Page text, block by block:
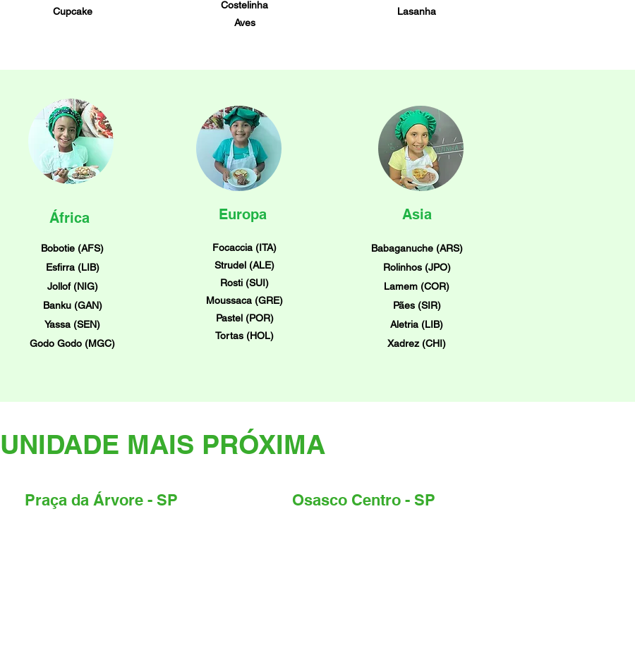
Cupcake
Costelinha
Aves
Lasanha
África
Bobotie (AFS)
Esfirra (LIB)
Jollof (NIG)
Banku (GAN)
Yassa (SEN)
Godo Godo (MGC)
Europa
Focaccia (ITA)
Strudel (ALE)
Rosti (SUI)
Moussaca (GRE)
Pastel (POR)
Tortas (HOL)
Asia
Babaganuche (ARS)
Rolinhos (JPO)
Lamem (COR)
Pães (SIR)
Aletria (LIB)
Xadrez (CHI)
MAIS PRÓXIMA
Praça da Árvore - SP Osasco Centro - SP